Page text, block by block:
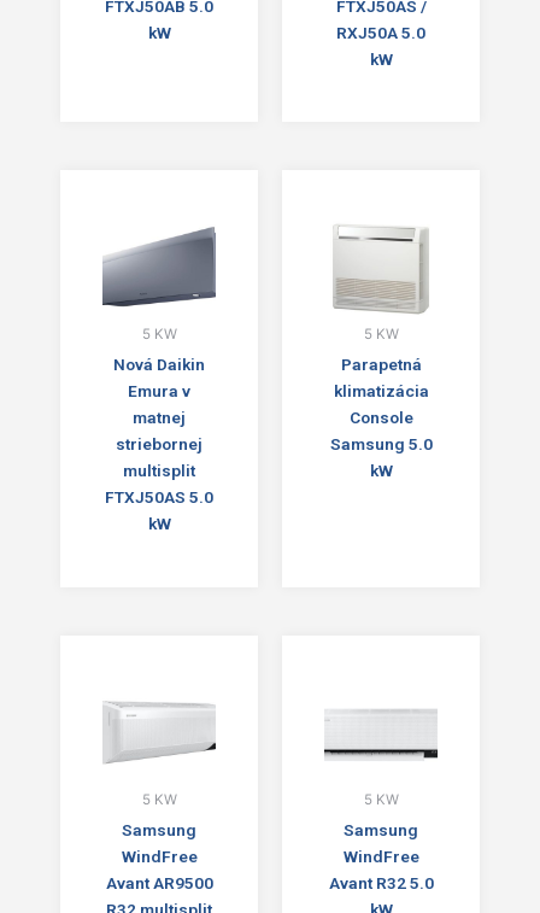
FTXJ50AB 5.0
kW
FTXJ50AS /
RXJ50A 5.0
kW
5 KW
Nová Daikin
Emura v
matnej
striebornej
multisplit
FTXJ50AS 5.0
kW
5 KW
Parapetná
klimatizácia
Console
Samsung 5.0
kW
5 KW
Samsung
WindFree
Avant AR9500
R32 multisplit
5 KW
Samsung
WindFree
Avant R32 5.0
kW